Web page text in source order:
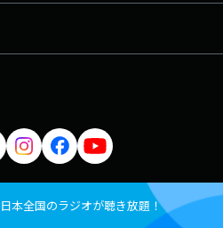
本全国のラジオが聴き放題！